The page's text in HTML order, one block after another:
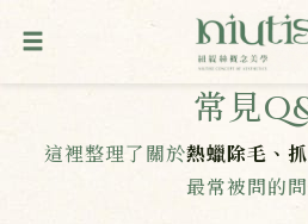
這裡整理了關於熱蠟除毛、
最常被問的問
常見